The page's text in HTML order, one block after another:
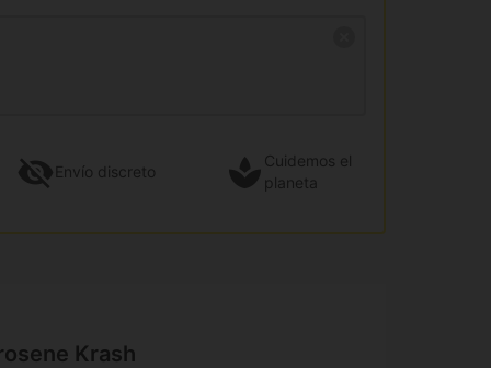
Envío discreto
Cuidemos el
planeta
Krash